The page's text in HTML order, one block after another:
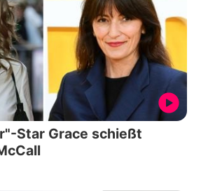
Star Grace schießt